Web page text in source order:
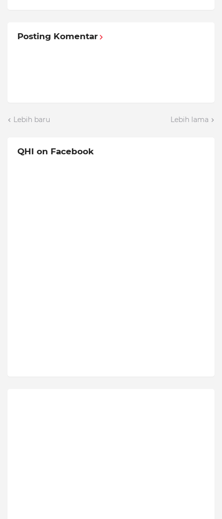
Posting Komentar
Lebih baru Lebih lama
QHI on Facebook